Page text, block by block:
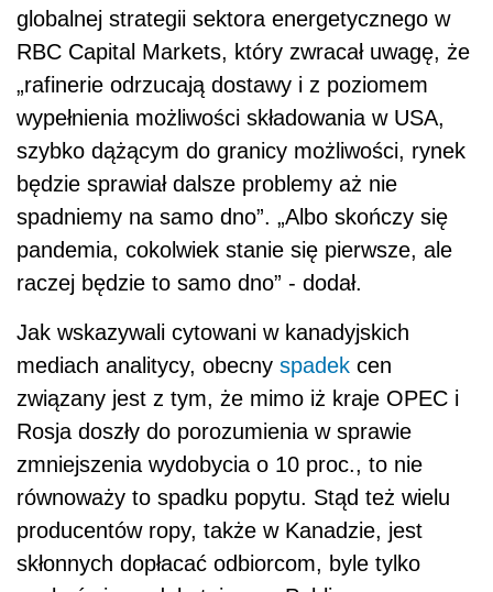
globalnej strategii sektora energetycznego w
RBC Capital Markets, który zwracał uwagę, że
„rafinerie odrzucają dostawy i z poziomem
wypełnienia możliwości składowania w USA,
szybko dążącym do granicy możliwości, rynek
będzie sprawiał dalsze problemy aż nie
spadniemy na samo dno”. „Albo skończy się
pandemia, cokolwiek stanie się pierwsze, ale
raczej będzie to samo dno” - dodał.
Jak wskazywali cytowani w kanadyjskich
mediach analitycy, obecny spadek cen
związany jest z tym, że mimo iż kraje OPEC i
Rosja doszły do porozumienia w sprawie
zmniejszenia wydobycia o 10 proc., to nie
równoważy to spadku popytu. Stąd też wielu
producentów ropy, także w Kanadzie, jest
skłonnych dopłacać odbiorcom, byle tylko